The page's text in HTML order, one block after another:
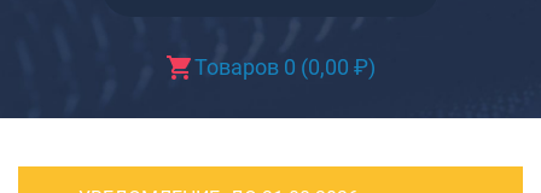
Товаров 0 (0,00 ₽)
Пилоты на колесах
Рюкзаки детские для детских